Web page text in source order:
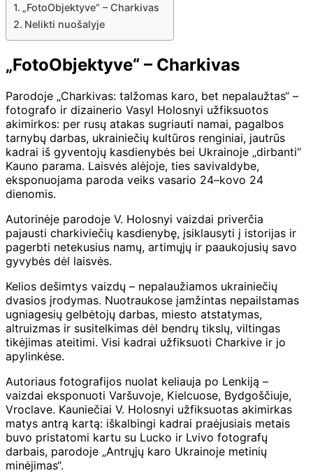
„FotoObjektyve“ – Charkivas
Nelikti nuošalyje
„FotoObjektyve“ – Charkivas
Parodoje „Charkivas: talžomas karo, bet nepalaužtas“ –
fotografo ir dizainerio Vasyl Holosnyi užfiksuotos
akimirkos: per rusų atakas sugriauti namai, pagalbos
tarnybų darbas, ukrainiečių kultūros renginiai, jautrūs
kadrai iš gyventojų kasdienybės bei Ukrainoje „dirbanti“
Kauno parama. Laisvės alėjoje, ties savivaldybe,
eksponuojama paroda veiks vasario 24–kovo 24
dienomis.
Autorinėje parodoje V. Holosnyi vaizdai priverčia
pajausti charkiviečių kasdienybę, įsiklausyti į istorijas ir
pagerbti netekusius namų, artimųjų ir paaukojusių savo
gyvybės dėl laisvės.
Kelios dešimtys vaizdų – nepalaužiamos ukrainiečių
dvasios įrodymas. Nuotraukose įamžintas nepailstamas
ugniagesių gelbėtojų darbas, miesto atstatymas,
altruizmas ir susitelkimas dėl bendrų tikslų, viltingas
tikėjimas ateitimi. Visi kadrai užfiksuoti Charkive ir jo
apylinkėse.
Autoriaus fotografijos nuolat keliauja po Lenkiją –
vaizdai eksponuoti Varšuvoje, Kielcuose, Bydgoščiuje,
Vroclave. Kauniečiai V. Holosnyi užfiksuotas akimirkas
matys antrą kartą: iškalbingi kadrai praėjusiais metais
buvo pristatomi kartu su Lucko ir Lvivo fotografų
darbais, parodoje „Antrųjų karo Ukrainoje metinių
minėjimas“.